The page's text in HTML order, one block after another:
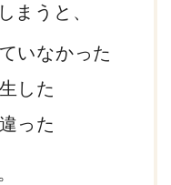
まうと、
いなかった
した
った